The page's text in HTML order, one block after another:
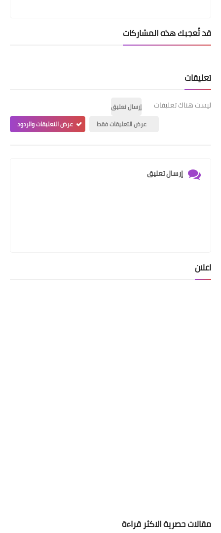
قد تُعجبك هذه المشاركات
تعليقات
ليست هناك تعليقات
إرسال تعليق
عرض التعليقات فقط
عرض التعليقات والردود
إرسال تعليق
اعلان
مقالات حصرية الاكثر قراءة